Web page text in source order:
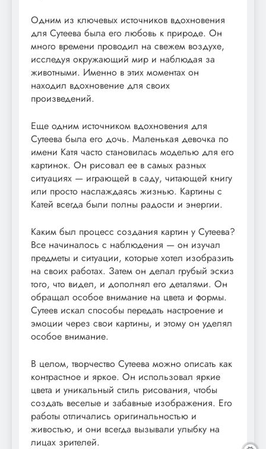
Одним из ключевых источников вдохновения
для Сутеева была его любовь к природе. Он
много времени проводил на свежем воздухе,
исследуя окружающий мир и наблюдая за
животными. Именно в этих моментах он
находил вдохновение для своих
произведений.
Еще одним источником вдохновения для
Сутеева была его дочь. Маленькая девочка по
имени Катя часто становилась моделью для его
картинок. Он рисовал ее в самых разных
ситуациях — играющей в саду, читающей книгу
или просто наслаждаясь жизнью. Картины с
Катей всегда были полны радости и энергии.
Каким был процесс создания картин у Сутеева?
Все начиналось с наблюдения — он изучал
предметы и ситуации, которые хотел изобразить
на своих работах. Затем он делал грубый эскиз
того, что видел, и дополнял его деталями. Он
обращал особое внимание на цвета и формы.
Сутеев искал способы передать настроение и
эмоции через свои картины, и этому он уделял
особое внимание.
В целом, творчество Сутеева можно описать как
контрастное и яркое. Он использовал яркие
цвета и уникальный стиль рисования, чтобы
создать веселые и забавные изображения. Его
работы отличались оригинальностью и
живостью, и они всегда вызывали улыбку на
лицах зрителей.